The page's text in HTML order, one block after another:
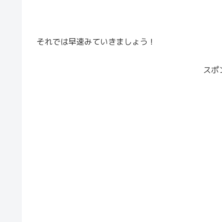
それでは早速みていきましょう！
スポ